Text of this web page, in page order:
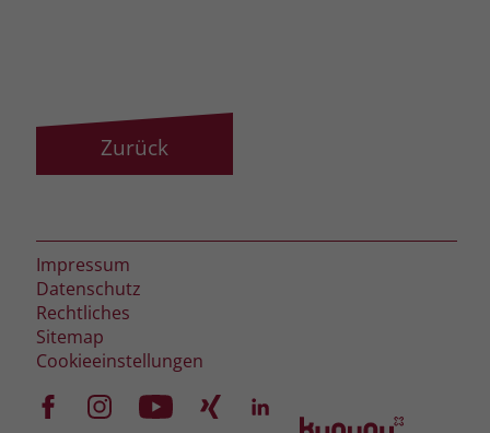
Zurück
Impressum
Datenschutz
Rechtliches
Sitemap
Cookieeinstellungen